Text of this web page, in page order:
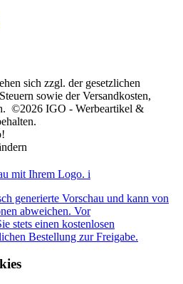
sich zzgl. der gesetzlichen
sowie der Versandkosten,
©2026 IGO - Werbeartikel &
mit Ihrem Logo. i
generierte Vorschau und kann von
abweichen. Vor
stets einen kostenlosen
Bestellung zur Freigabe.